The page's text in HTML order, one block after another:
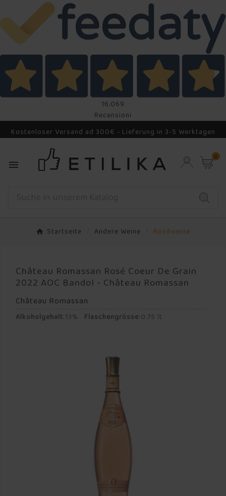
16.069
Recensioni
Kostenloser Versand ad 300€ - Lieferung in 3-5 Werktagen

0
Startseite Andere Weine Roséweine
Château Romassan Rosé Coeur De Grain
2022 AOC Bandol - Château Romassan
Château Romassan
Alkoholgehalt:13% Flaschengrösse:0.75 lt